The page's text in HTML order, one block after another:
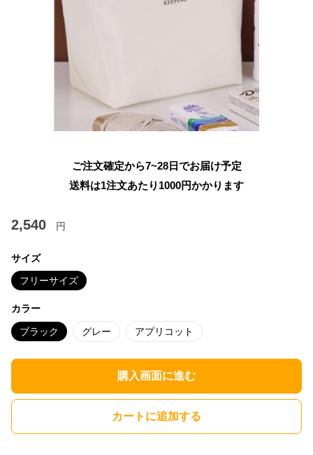
ご注文確定から7~28日でお届け予定
送料は1注文あたり 1000円かかります
2,540 円
サイズ
フリーサイズ
カラー
ブラック グレー アプリコット
購入画面に進む
カートに追加する